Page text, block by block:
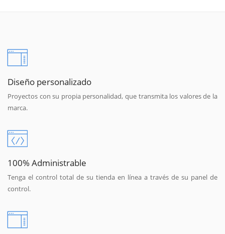
Diseño personalizado
Proyectos con su propia personalidad, que transmita los valores de la
marca.
100% Administrable
Tenga el control total de su tienda en línea a través de su panel de
control.